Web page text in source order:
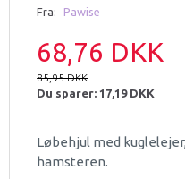
Fra: Pawise
68,76 DKK
85,95 DKK
Du sparer:17,19 DKK
Løbehjul med
hamsteren.